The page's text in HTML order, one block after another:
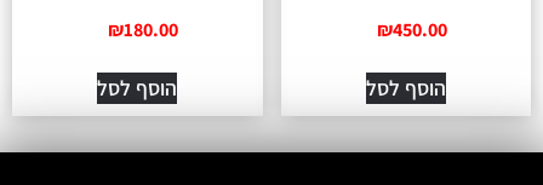
₪450.00
הוסף לסל
₪180.00
הוסף לסל